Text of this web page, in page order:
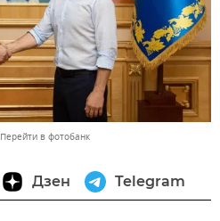
Перейти в фотобанк
Дзен Telegram